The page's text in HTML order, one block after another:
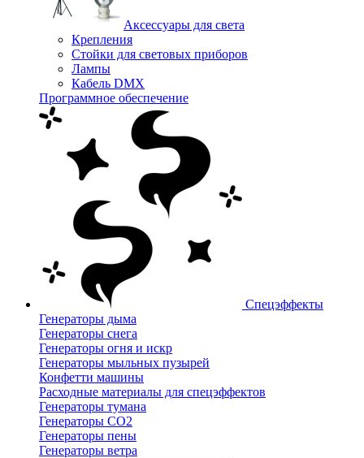
Аксессуары для света
Крепления
Стойки для световых приборов
Лампы
Кабель DMX
Программное обеспечение
Спецэффекты
Генераторы дыма
Генераторы снега
Генераторы огня и искр
Генераторы мыльных пузырей
Конфетти машины
Расходные материалы для спецэффектов
Генераторы тумана
Генераторы CO2
Генераторы пены
Генераторы ветра